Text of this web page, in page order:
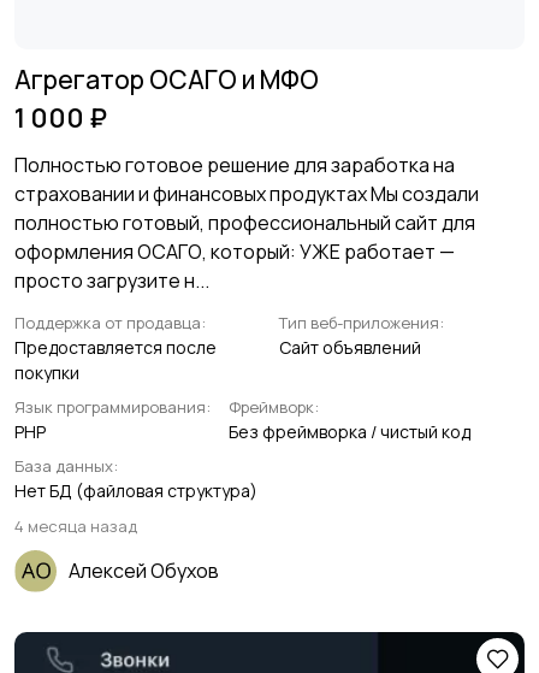
Агрегатор ОСАГО и МФО
1 000 ₽
Полностью готовое решение для заработка на
страховании и финансовых продуктах Мы создали
полностью готовый, профессиональный сайт для
оформления ОСАГО, который: УЖЕ работает —
просто загрузите н...
Поддержка от продавца:
Предоставляется после
покупки
Тип веб-приложения:
Сайт объявлений
Язык программирования:
PHP
Фреймворк:
Без фреймворка / чистый код
База данных:
Нет БД (файловая структура)
4 месяца назад
Алексей Обухов